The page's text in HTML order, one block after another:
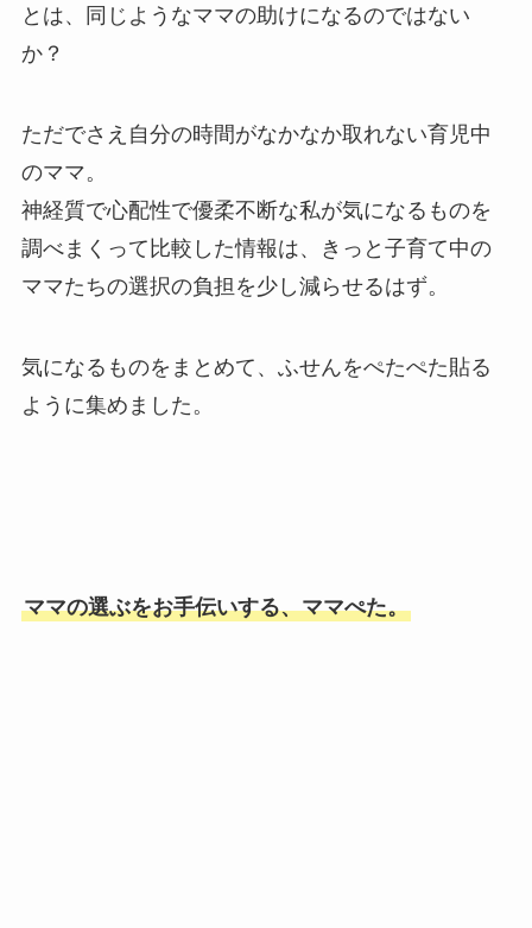
とは、同じようなママの助けになるのではない
か？
ただでさえ自分の時間がなかなか取れない育児中
のママ。
神経質で心配性で優柔不断な私が気になるものを
調べまくって比較した情報は、きっと子育て中の
ママたちの選択の負担を少し減らせるはず。
気になるものをまとめて、ふせんをぺたぺた貼る
ように集めました。
ママの選ぶをお手伝いする、ママぺた。